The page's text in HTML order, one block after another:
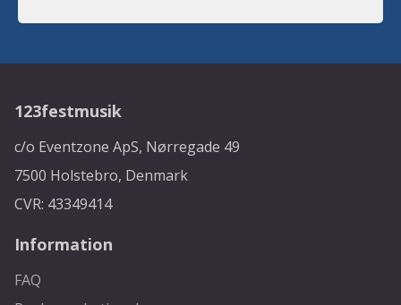
123festmusik
c/o Eventzone ApS, Nørregade 49
7500 Holstebro, Denmark
CVR: 43349414
Information
FAQ